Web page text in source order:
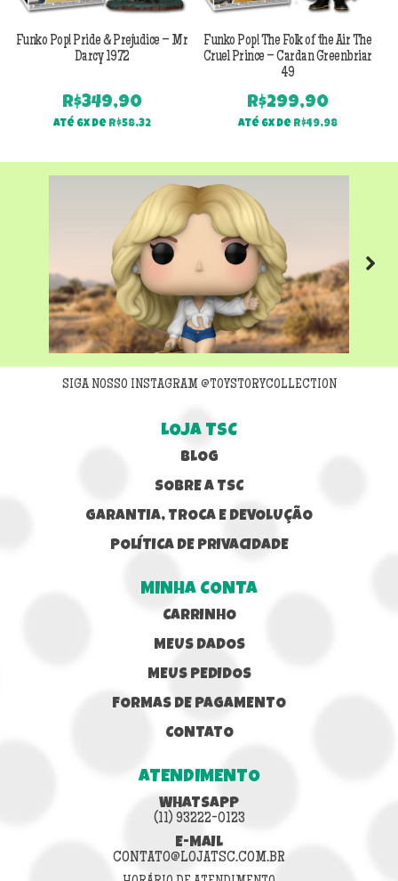
Funko Pop! Pride & Prejudice – Mr
Darcy 1972
R$349,90
Até 6x de R$58,32
Funko Pop! The Folk of the Air The
Cruel Prince – Cardan Greenbriar
49
R$299,90
Até 6x de R$49,98
Next
SIGA NOSSO INSTAGRAM @TOYSTORYCOLLECTION
LOJA TSC
BLOG
SOBRE A TSC
GARANTIA, TROCA E DEVOLUÇÃO
POLÍTICA DE PRIVACIDADE
MINHA CONTA
CARRINHO
MEUS DADOS
MEUS PEDIDOS
FORMAS DE PAGAMENTO
CONTATO
ATENDIMENTO
WHATSAPP
(11) 93222-0123
E-MAIL
CONTATO@LOJATSC.COM.BR